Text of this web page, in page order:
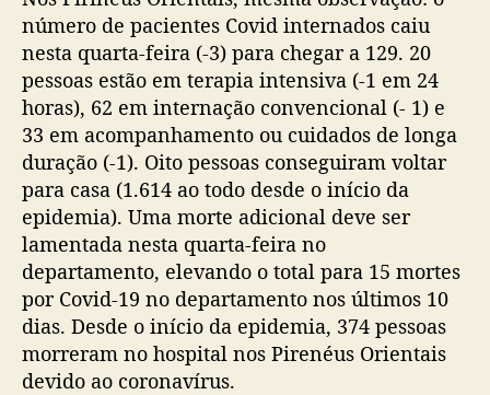
número de pacientes Covid internados caiu
nesta quarta-feira (-3) para chegar a 129. 20
pessoas estão em terapia intensiva (-1 em 24
horas), 62 em internação convencional (- 1) e
33 em acompanhamento ou cuidados de longa
duração (-1). Oito pessoas conseguiram voltar
para casa (1.614 ao todo desde o início da
epidemia). Uma morte adicional deve ser
lamentada nesta quarta-feira no
departamento, elevando o total para 15 mortes
por Covid-19 no departamento nos últimos 10
dias. Desde o início da epidemia, 374 pessoas
morreram no hospital nos Pirenéus Orientais
devido ao coronavírus.